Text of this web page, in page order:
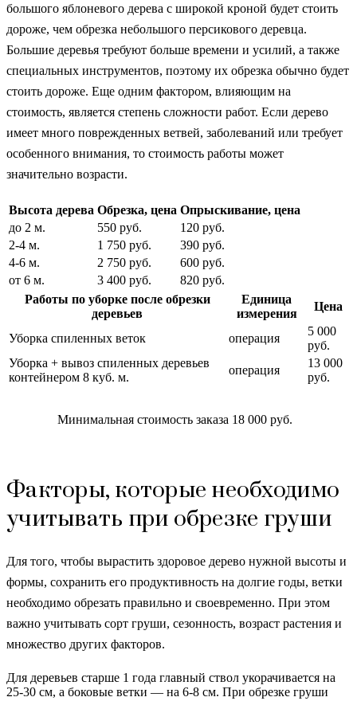
большого яблоневого дерева с широкой кроной будет стоить
дороже, чем обрезка небольшого персикового деревца.
Большие деревья требуют больше времени и усилий, а также
специальных инструментов, поэтому их обрезка обычно будет
стоить дороже. Еще одним фактором, влияющим на
стоимость, является степень сложности работ. Если дерево
имеет много поврежденных ветвей, заболеваний или требует
особенного внимания, то стоимость работы может
значительно возрасти.
Высота дерева Обрезка, цена Опрыскивание, цена
до 2 м.
550 руб.
120 руб.
2-4 м.
1 750 руб.
390 руб.
4-6 м.
2 750 руб.
600 руб.
от 6 м.
3 400 руб.
820 руб.
Работы по уборке после обрезки
деревьев
Единица
измерения
Цена
Уборка спиленных веток операция
5 000
руб.
Уборка + вывоз спиленных деревьев
контейнером 8 куб. м.
операция
13 000
руб.
Минимальная стоимость заказа 18 000 руб.
Факторы, которые необходимо
учитывать при обрезке груши
Для того, чтобы вырастить здоровое дерево нужной высоты и
формы, сохранить его продуктивность на долгие годы, ветки
необходимо обрезать правильно и своевременно. При этом
важно учитывать сорт груши, сезонность, возраст растения и
множество других факторов.
Для деревьев старше 1 года главный ствол укорачивается на
25-30 см, а боковые ветки — на 6-8 см. При обрезке груши